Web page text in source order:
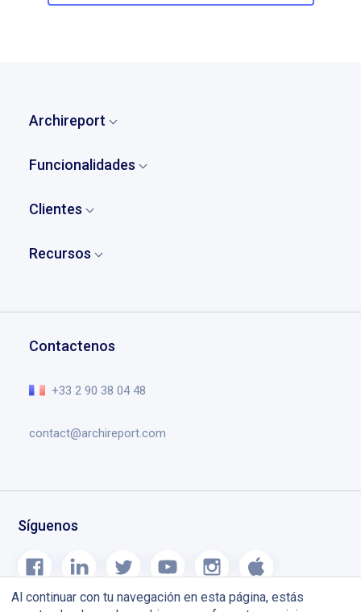
Al continuar con tu navegación en esta página, estás
Archireport
Nuestra historia
Partners
Funcionalidades
Informes
Agenda de obras
Clientes
Formación
Recursos
Solicitar una demo
Blog
Contactenos
+33 2 90 38 04 48
contact@archireport.com
Síguenos